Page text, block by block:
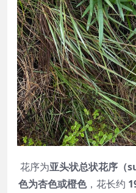
花序为亚头状总状花序（
色为杏色或橙色，花长约